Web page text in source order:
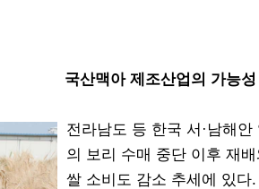
국산맥아 제조산업의 가능성
전라남도 등 한국 서·남해
의 보리 수매 중단 이후 재
쌀 소비도 감소 추세에 있